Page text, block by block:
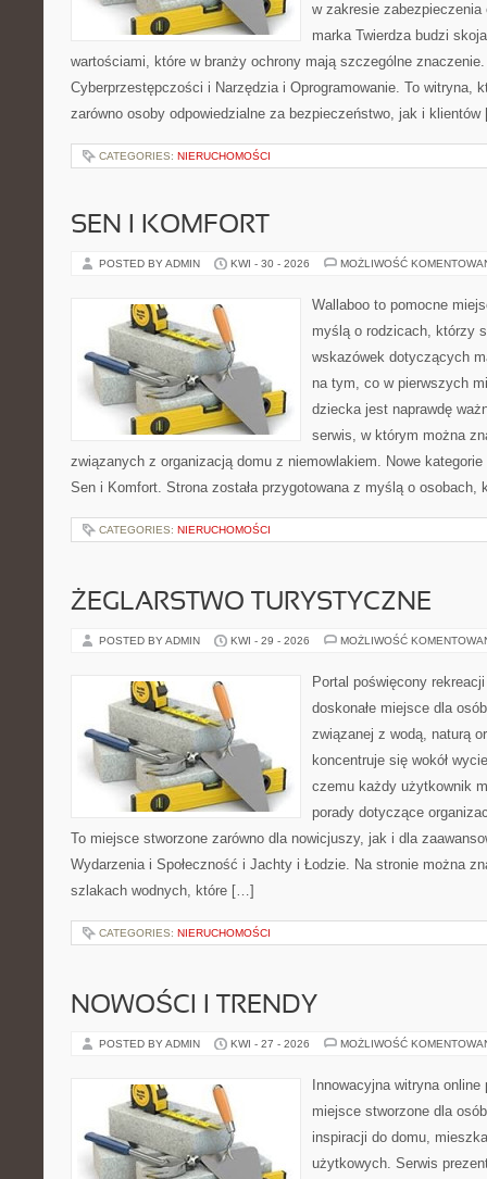
w zakresie
marka Twierdza budzi
wartościami, które w branży ochrony mają szczególne
Cyberprzestępczości i Narzędzia i Oprogramowanie. To witryna,
zarówno osoby odpowiedzialne za bezpieczeństwo, jak i
CATEGORIES: NIERUCHOMOŚCI
SEN I KOMFORT
POSTED BY ADMIN KWI - 30 - 2026 MOŻLIWOŚĆ
Wallaboo to pomocne
myślą o rodzicach, którzy
wskazówek dotyczących
na tym, co w pierwszych
dziecka jest naprawdę
serwis, w którym można
związanych z organizacją domu z niemowlakiem. Nowe
Sen i Komfort. Strona została przygotowana z myślą o
CATEGORIES: NIERUCHOMOŚCI
ŻEGLARSTWO TURYSTYCZNE
POSTED BY ADMIN KWI - 29 - 2026 MOŻLIWOŚĆ
Portal poświęcony
doskonałe miejsce dla
związanej z wodą, naturą
koncentruje się wokół
czemu każdy użytkownik
porady dotyczące
To miejsce stworzone zarówno dla nowicjuszy, jak i dla
Wydarzenia i Społeczność i Jachty i Łodzie. Na stronie można
szlakach wodnych, które […]
CATEGORIES: NIERUCHOMOŚCI
NOWOŚCI I TRENDY
POSTED BY ADMIN KWI - 27 - 2026 MOŻLIWOŚĆ
Innowacyjna witryna
miejsce stworzone dla
inspiracji do domu,
użytkowych. Serwis